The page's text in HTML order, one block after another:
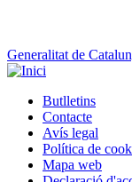
Avís legal
Política de
Mapa web
Declaració